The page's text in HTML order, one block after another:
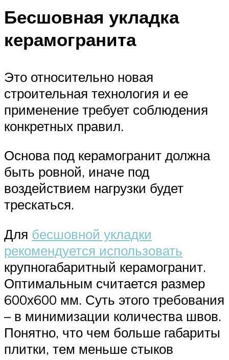
Бесшовная укладка
керамогранита
Это относительно новая
строительная технология и ее
применение требует соблюдения
конкретных правил.
Основа под керамогранит должна
быть ровной, иначе под
воздействием нагрузки будет
трескаться.
Для бесшовной укладки
рекомендуется использовать
крупногабаритный керамогранит.
Оптимальным считается размер
600х600 мм. Суть этого требования
– в минимизации количества швов.
Понятно, что чем больше габариты
плитки, тем меньше стыков